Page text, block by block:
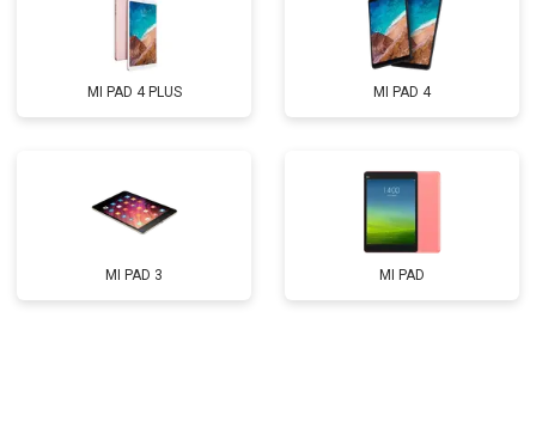
MI PAD 4 PLUS MI PAD 4
MI PAD 3 MI PAD